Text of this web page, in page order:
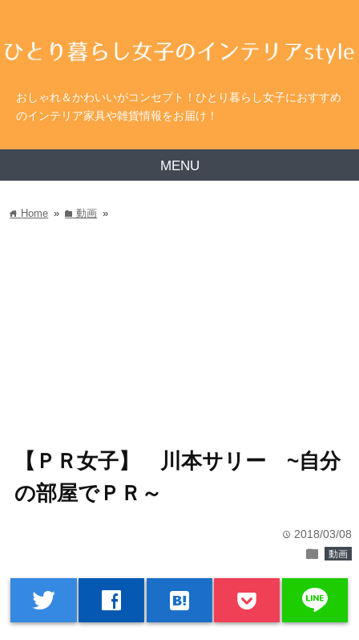
おしゃれ＆かわいいがコンセプト！ひとり暮らし女子におすすめ
のインテリア家具や雑貨情報をお届け！
MENU
home Home » folder動画 »
【ＰＲ女子】 川本サリー ~自分
の部屋でＰＲ～
time 2018/03/08
folder 動画
twitter facebook hatenabookmark line